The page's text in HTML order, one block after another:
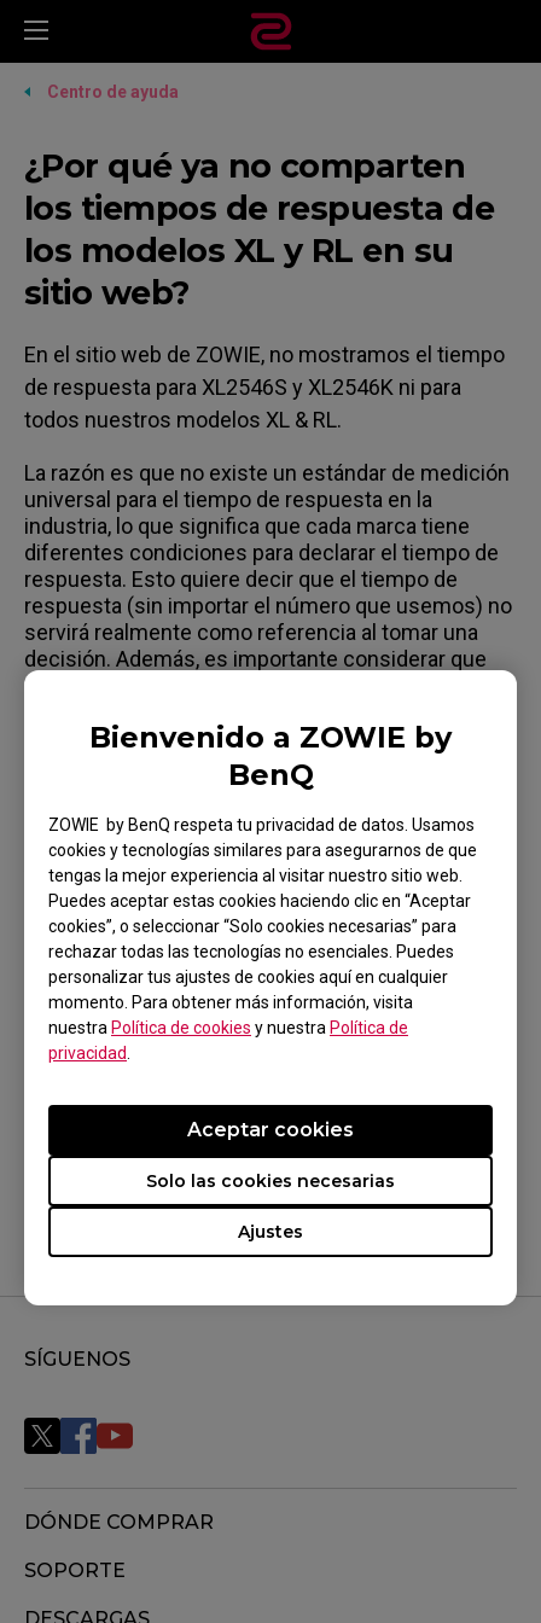
Bienvenido a ZOWIE by
BenQ
ZOWIE by BenQ respeta tu privacidad de datos. Usamos
cookies y tecnologías similares para asegurarnos de que
tengas la mejor experiencia al visitar nuestro sitio web.
Puedes aceptar estas cookies haciendo clic en “Aceptar
cookies”, o seleccionar “Solo cookies necesarias” para
rechazar todas las tecnologías no esenciales. Puedes
personalizar tus ajustes de cookies aquí en cualquier
momento. Para obtener más información, visita
nuestra Política de cookies y nuestra Política de
privacidad
Ajustes
Solo las cookies necesarias
Aceptar cookies
Centro de ayuda
¿Por qué ya no comparten
los tiempos de respuesta de
los modelos XL y RL en su
sitio web?
En el sitio web de ZOWIE, no mostramos el tiempo
de respuesta para XL2546S y XL2546K ni para
todos nuestros modelos XL & RL.
La razón es que no existe un estándar de medición
universal para el tiempo de respuesta en la
industria, lo que significa que cada marca tiene
diferentes condiciones para declarar el tiempo de
respuesta. Esto quiere decir que el tiempo de
respuesta (sin importar el número que usemos) no
servirá realmente como referencia al tomar una
decisión. Además, es importante considerar que
diferentes paneles dentro del mismo modelo
exactamente el mismo rendimiento de tiempo de
respuesta. Por eso quitamos el tiempo de
respuesta en todas nuestras series XL y RL, para
evitar malentendidos.
Además, aprovechamos la ventaja del panel de
tener un tiempo de respuesta rápido y también lo
ajustamos para asegurar una buena experiencia de
juego general, no solo para mostrar el menor
número posible.
¿Te ha sido útil?
Sí No
SÍGUENOS
DÓNDE COMPRAR
SOPORTE